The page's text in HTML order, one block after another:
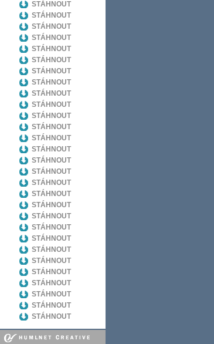
STÁHNOUT
STÁHNOUT
STÁHNOUT
STÁHNOUT
STÁHNOUT
STÁHNOUT
STÁHNOUT
STÁHNOUT
STÁHNOUT
STÁHNOUT
STÁHNOUT
STÁHNOUT
STÁHNOUT
STÁHNOUT
STÁHNOUT
STÁHNOUT
STÁHNOUT
STÁHNOUT
STÁHNOUT
STÁHNOUT
STÁHNOUT
STÁHNOUT
STÁHNOUT
STÁHNOUT
STÁHNOUT
STÁHNOUT
STÁHNOUT
STÁHNOUT
STÁHNOUT